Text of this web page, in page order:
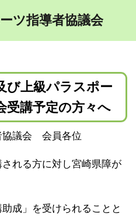
ツ指導者協議会
び上級パラスポー
受講予定の方々へ
協議会 会員各位
れる方に対し宮崎県障が
成」を受けられることと